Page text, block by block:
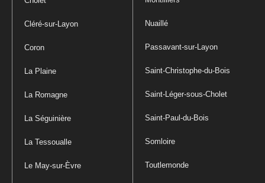
Cléré-sur-Layon
Coron
La Plaine
La Romagne
La Séguinière
La Tessoualle
Le May-sur-Èvre
Nuaillé
Passavant-sur-Layon
Saint-Christophe-du-Bois
Saint-Léger-sous-Cholet
Saint-Paul-du-Bois
Somloire
Toutlemonde